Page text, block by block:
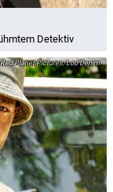
Detektiv
Planet Pictures/Lou Denim